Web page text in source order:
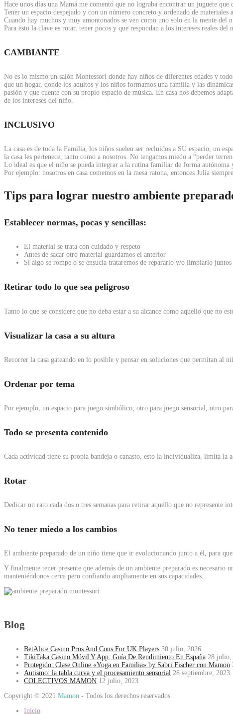
Hace unos días una Mamá me comentó que no lograba encontrar un juguete
Tener un espacio despejado y con un número concreto y ordenado de
Cuando hay muchos y muy amontonados se ven como uno solo en la mente del
Para esto la clave es rotar, tener pocos y que respondan a los intereses reales
CAMBIANTE
No es lo mismo un salón Montessori donde hay niños de diferentes edades y
que un hogar, donde los adultos y los niños formamos una familia y las
pasión y que cuente con su propio espacio de música. En casa nos debemos
de los intereses del niño.
INCLUSIVO
La casa es de toda la Familia, los niños suelen ser recluidos a SU espacio, un
la casa les pertenece, tanto como a nosotros. No tengamos miedo a “perder
Lo ideal es que el niño se pueda integrar a la rutina familiar de forma autónoma
Por ejemplo: nosotros en casa comemos en la mesa ratona, entonces Julia
Tips para lograr nuestro ambiente
Establecer normas, pocas y sencillas:
El material se trata con cuidado y respeto
Antes de sacar otro material guardamos el anterior
Si algo se rompe o se ensucia trataremos de repararlo y/o limpiarlo
Retirar todo lo que sea peligroso
Tanto lo que se considere que no deba estar a su alcance como aquello que no
Visualizar la casa a su altura
Recorrer la casa gateando en lo posible y pensar en soluciones que permitan al
Ordenar por tema
Por ejemplo, un espacio para juego simbólico, otro para juego sensorial, otro
Todo se presenta contenido
Cada actividad tiene su propia bandeja o canasto, esto la individualiza, limita
Rotar
Dedicar un rato cada dos o tres semanas para retirar aquello que no represente
No tener miedo a los cambios
El ambiente preparado de un niño tiene que ir evolucionando junto a él, para
Y finalmente tener presente que además de un ambiente preparado es
manteniéndonos cerca pero confiando ampliamente en sus capacidades.
Blog
BetAlice Casino Pros And Cons For UK Players 30 julio, 2026
TikiTaka Casino Móvil Y App: Guía De Rendimiento En España 28 julio,
Protegido: Clase Online «Yoga en Familia» by Sabri Fischer con Mamon
Autismo: la tabla curva y el procesamiento sensorial 28 septiembre, 2023
COLECTIVOS MAMON 12 julio, 2023
Copyright © 2021 Mamon - Todos los derechos reservados.
Inicio